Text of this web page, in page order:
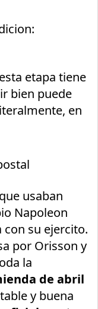
etapa tiene
bien puede
en
usaban
Napoleon
con su ejercito.
por Orisson y
la
de abril
y buena